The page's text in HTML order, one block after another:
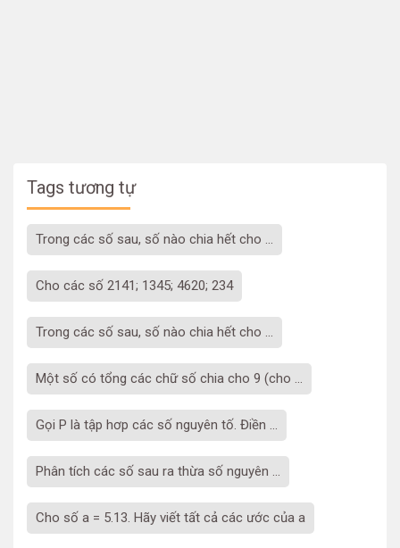
Tags tương tự
Trong các số sau, số nào chia hết cho ...
Cho các số 2141; 1345; 4620; 234
Trong các số sau, số nào chia hết cho ...
Một số có tổng các chữ số chia cho 9 (cho ...
Gọi P là tập hơp các số nguyên tố. Điền ...
Phân tích các số sau ra thừa số nguyên ...
Cho số a = 5.13. Hãy viết tất cả các ước của a